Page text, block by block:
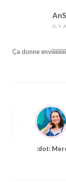
IL Y
Ça donne
:dot: